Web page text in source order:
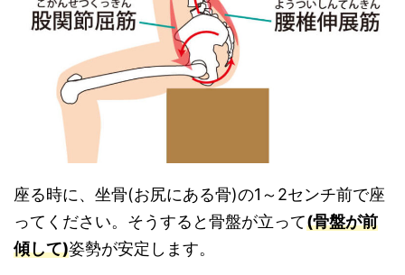
座る時に、坐骨(お尻にある骨)の1～2センチ前で座
ってください。そうすると骨盤が立って(骨盤が前
傾して)姿勢が安定します。